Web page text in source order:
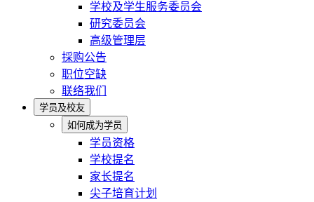
学校及学生服务委员会
研究委员会
高级管理层
採购公告
职位空缺
联络我们
学员及校友
如何成为学员
学员资格
学校提名
家长提名
尖子培育计划